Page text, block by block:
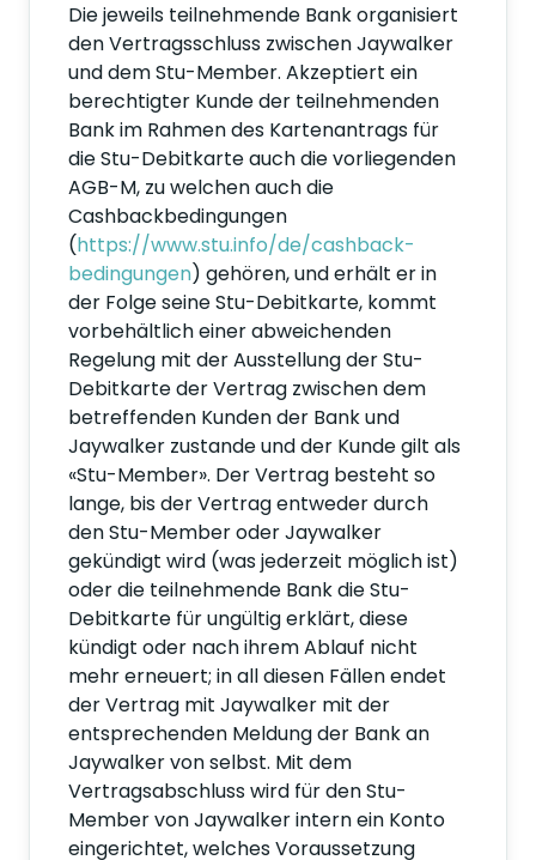
Die jeweils teilnehmende Bank organisiert
den Vertragsschluss zwischen Jaywalker
und dem Stu-Member. Akzeptiert ein
berechtigter Kunde der teilnehmenden
Bank im Rahmen des Kartenantrags für
die Stu-Debitkarte auch die vorliegenden
AGB-M, zu welchen auch die
Cashbackbedingungen
(https://www.stu.info/de/cashback-
bedingungen) gehören, und erhält er in
der Folge seine Stu-Debitkarte, kommt
vorbehältlich einer abweichenden
Regelung mit der Ausstellung der Stu-
Debitkarte der Vertrag zwischen dem
betreffenden Kunden der Bank und
Jaywalker zustande und der Kunde gilt als
«Stu-Member». Der Vertrag besteht so
lange, bis der Vertrag entweder durch
den Stu-Member oder Jaywalker
gekündigt wird (was jederzeit möglich ist)
oder die teilnehmende Bank die Stu-
Debitkarte für ungültig erklärt, diese
kündigt oder nach ihrem Ablauf nicht
mehr erneuert; in all diesen Fällen endet
der Vertrag mit Jaywalker mit der
entsprechenden Meldung der Bank an
Jaywalker von selbst. Mit dem
Vertragsabschluss wird für den Stu-
Member von Jaywalker intern ein Konto
eingerichtet, welches Voraussetzung